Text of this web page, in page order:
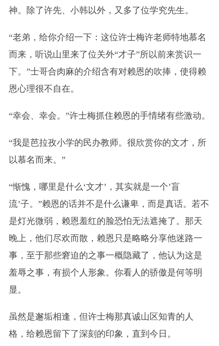
神。除了许先、小韩以外，又多了位学究先生。
“老弟，给你介绍一下：这位许士梅许老师特地慕名
而来，听说山里来了位关外“才子”所以前来赏识一
下。”士哥合肉麻的介绍含有对赖恩的吹捧，使得赖
恩心理很不自在。
“幸会、幸会。”许士梅抓住赖恩的手情绪有些激动。
“我是芭拉孜小学的民办教师。很欣赏你的文才，所
以慕名而来。”
“惭愧，哪里是什么‘文才’，其实就是一个’盲
流’子。”赖恩的话并不是什么谦卑，而是真话。若不
是灯光微弱，赖恩羞红的脸恐怕无法遮掩了。那天
晚上，他们尽欢而散，赖恩只是略略分享他迷路一
事，至于那些窘迫的之事一概隐藏了，他认为这是
羞辱之事，有损个人形象。你看人的骄傲是何等明
显。
虽然是邂垢相逢，但许士梅那真诚山区知青的人
格，给赖恩留下了深刻的印象，直到今日。